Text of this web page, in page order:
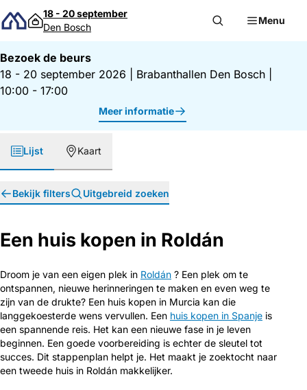
Direct naar inhoud
18 - 20 september
Den Bosch
Menu
Bezoek de beurs
18 - 20 september 2026
Brabanthallen Den Bosch
10:00 - 17:00
Meer informatie
Lijst Kaart
Bekijk filters Uitgebreid zoeken
Een huis kopen in Roldán
Droom je van een eigen plek in Roldán ? Een plek om te
ontspannen, nieuwe herinneringen te maken en even weg te
zijn van de drukte? Een huis kopen in Murcia kan die
langgekoesterde wens vervullen. Een huis kopen in Spanje is
een spannende reis. Het kan een nieuwe fase in je leven
beginnen. Een goede voorbereiding is echter de sleutel tot
succes. Dit stappenplan helpt je. Het maakt je zoektocht naar
een tweede huis in Roldán makkelijker.